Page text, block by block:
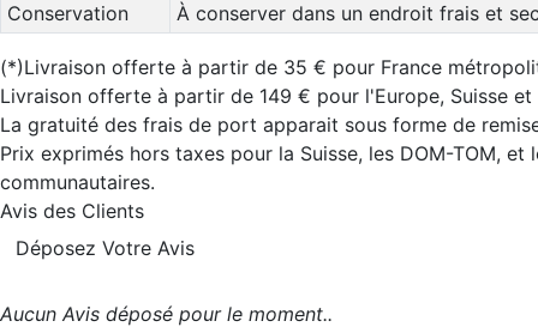
Conservation
À conserver dans un endroit frais et
(*)Livraison offerte à partir de 35 € pour France
Livraison offerte à partir de 149 € pour l'Europe, Suisse et
La gratuité des frais de port apparait sous forme de
Prix exprimés hors taxes pour la Suisse, les DOM-TOM, et
communautaires.
Avis des Clients
Déposez Votre Avis
Aucun Avis déposé pour le moment..